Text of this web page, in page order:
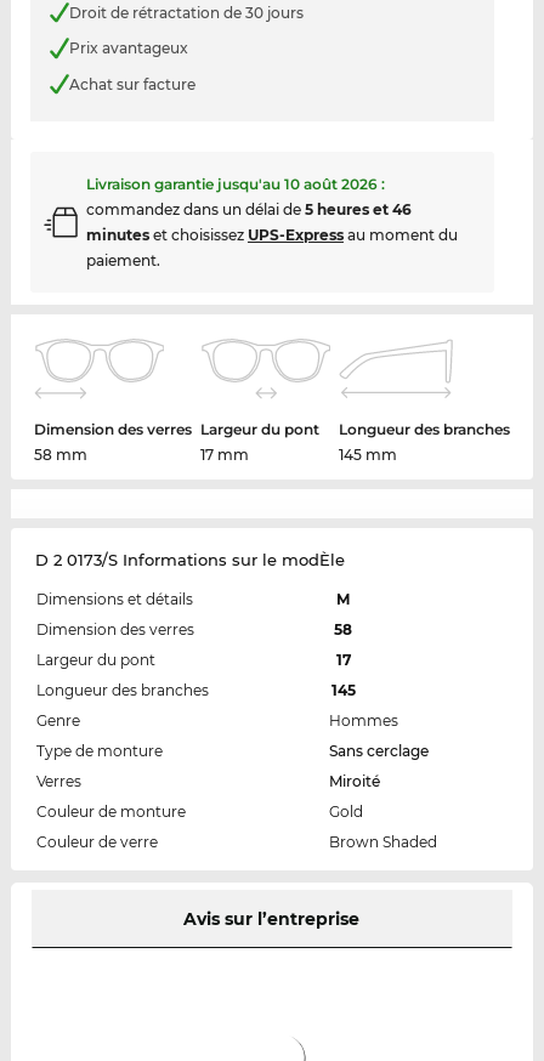
Droit de rétractation de 30 jours
Prix avantageux
Achat sur facture
Livraison garantie jusqu'au 10 août 2026:
commandez dans un délai de 5 heures et 46
minuteset choisissez UPS-Expressau moment du
paiement.
Dimension des verres
58 mm
Largeur du pont
17 mm
Longueur des branches
145 mm
D 2 0173/S Informations sur le modÈle
Dimensions et détails
M
Dimension des verres
58
Largeur du pont
17
Longueur des branches
145
Genre
Hommes
Type de monture
Sans cerclage
Verres
Miroité
Couleur de monture
Gold
Couleur de verre
Brown Shaded
Avis sur l’entreprise